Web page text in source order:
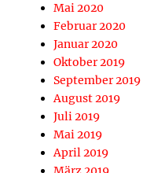
Mai 2020
Februar 2020
Januar 2020
Oktober 2019
September 2019
August 2019
Juli 2019
Mai 2019
April 2019